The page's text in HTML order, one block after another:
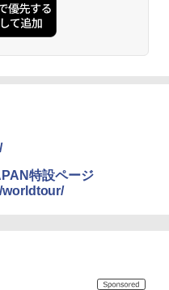
特設ページ
worldtour/